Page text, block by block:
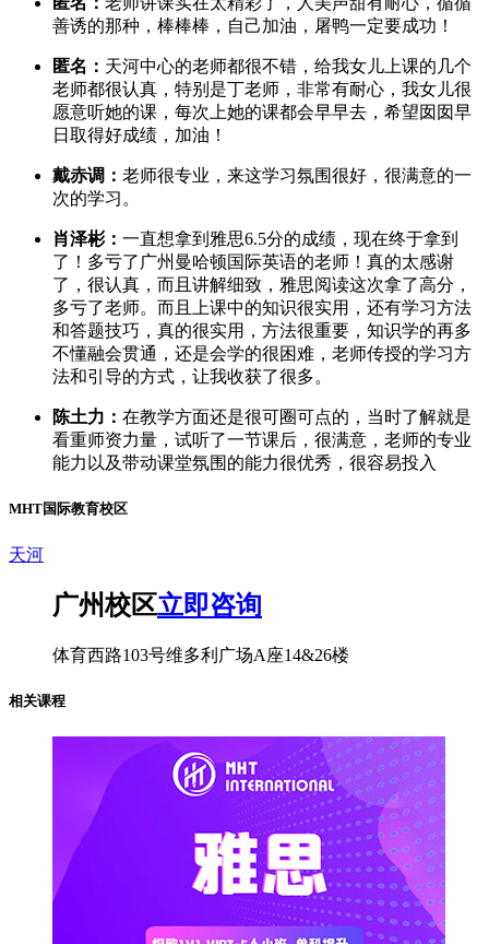
善诱的那种，棒棒棒，自己加油，屠鸭一定要成功！
匿名： 天河中心的老师都很不错，给我女儿上课的几个
老师都很认真，特别是丁老师，非常有耐心，我女儿很
愿意听她的课，每次上她的课都会早早去，希望囡囡早
日取得好成绩，加油！
戴赤调： 老师很专业，来这学习氛围很好，很满意的一
次的学习。
肖泽彬： 一直想拿到雅思6.5分的成绩，现在终于拿到
了！多亏了广州曼哈顿国际英语的老师！真的太感谢
了，很认真，而且讲解细致，雅思阅读这次拿了高分，
多亏了老师。而且上课中的知识很实用，还有学习方法
和答题技巧，真的很实用，方法很重要，知识学的再多
不懂融会贯通，还是会学的很困难，老师传授的学习方
法和引导的方式，让我收获了很多。
陈土力： 在教学方面还是很可圈可点的，当时了解就是
看重师资力量，试听了一节课后，很满意，老师的专业
能力以及带动课堂氛围的能力很优秀，很容易投入
MHT国际教育校区
天河
广州校区立即咨询
体育西路103号维多利广场A座14&26楼
相关课程